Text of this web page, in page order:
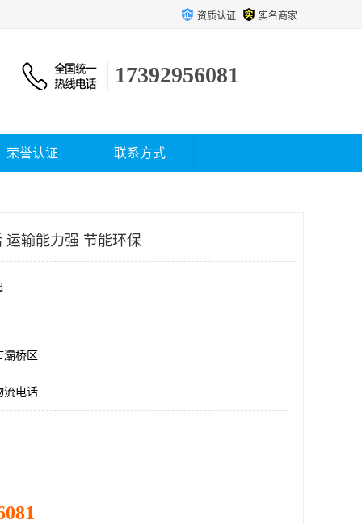
资质认证 实名商家
17392956081
荣誉认证 联系方式
运输能力强 节能环保
灞桥区
流电话